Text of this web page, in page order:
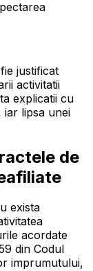
justificat
activitatii
explicatii cu
lipsa unei
de
exista
acordate
din Codul
imprumutului,